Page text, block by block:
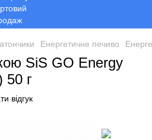
Енергетичне печиво
SiS GO Energy
50 г
відгук